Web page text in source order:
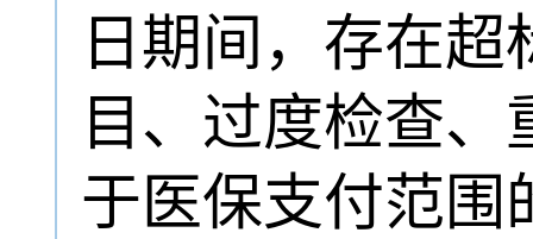
日期间，存在
目、过度检查
于医保支付范围